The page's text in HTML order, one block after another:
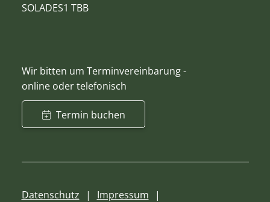
SOLADES1 TBB
Wir bitten um Terminvereinbarung -
online oder telefonisch
Termin buchen
Datenschutz
Impressum